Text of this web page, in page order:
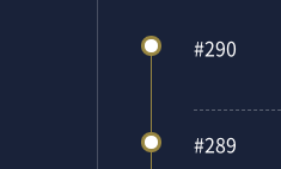
#290
#289